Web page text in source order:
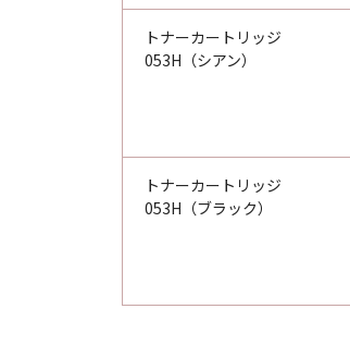
トナーカートリッジ
053H（シアン）
トナーカートリッジ
053H（ブラック）